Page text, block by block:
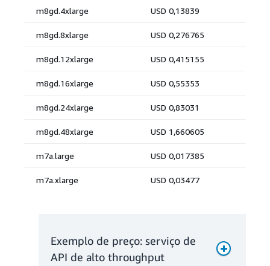
Exemplo de preço: serviço de
API de alto throughput